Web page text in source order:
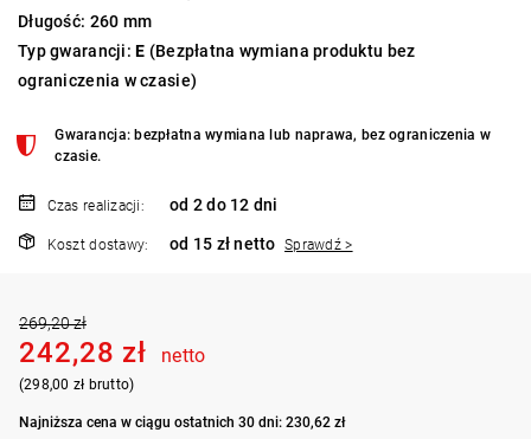
Długość: 260 mm
Typ gwarancji:E (Bezpłatna wymiana produktu bez
ograniczenia w czasie)
Gwarancja: bezpłatna wymiana lub naprawa, bez ograniczenia w
czasie.
Czas realizacji: od 2 do 12 dni
Koszt dostawy: od 15 zł netto Sprawdź >
269,20 zł
242,28 zł netto
(298,00 zł brutto)
Najniższa cena w ciągu ostatnich 30 dni: 230,62 zł